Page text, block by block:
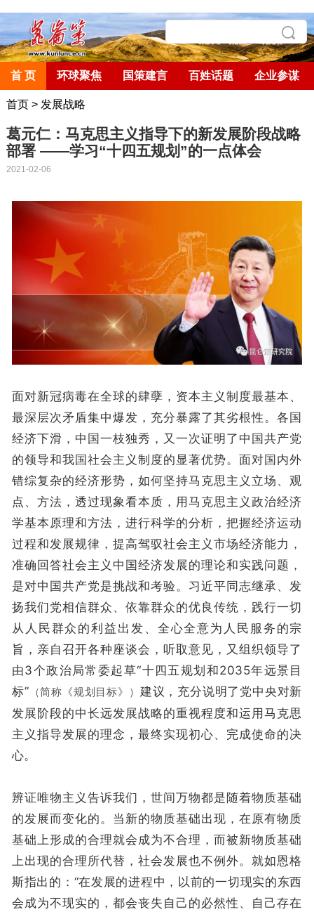
首 页 环球聚焦 国策建言 百姓话题 企业参谋
首页> 发展战略
葛元仁：马克思主义指导下的新发展阶段战略
部署 ——学习“十四五规划”的一点体会
2021-02-06
面对新冠病毒在全球的肆孽，资本主义制度最基本、
最深层次矛盾集中爆发，充分暴露了其劣根性。各国
经济下滑，中国一枝独秀，又一次证明了中国共产党
的领导和我国社会主义制度的显著优势。面对国内外
错综复杂的经济形势，如何坚持马克思主义立场、观
点、方法，透过现象看本质，用马克思主义政治经济
学基本原理和方法，进行科学的分析，把握经济运动
过程和发展规律，提高驾驭社会主义市场经济能力，
准确回答社会主义中国经济发展的理论和实践问题，
是对中国共产党是挑战和考验。习近平同志继承、发
扬我们党相信群众、依靠群众的优良传统，践行一切
从人民群众的利益出发、全心全意为人民服务的宗
旨，亲自召开各种座谈会，听取意见，又组织领导了
由3个政治局常委起草“十四五规划和2035年远景目
标” （简称《规划目标》） 建议，充分说明了党中央对新
发展阶段的中长远发展战略的重视程度和运用马克思
主义指导发展的理念，最终实现初心、完成使命的决
心。
辨证唯物主义告诉我们，世间万物都是随着物质基础
的发展而变化的。当新的物质基础出现，在原有物质
基础上形成的合理就会成为不合理，而被新物质基础
上出现的合理所代替，社会发展也不例外。就如恩格
斯指出的：“在发展的进程中，以前的一切现实的东西
会成为不现实的，都会丧失自己的必然性、自己存在